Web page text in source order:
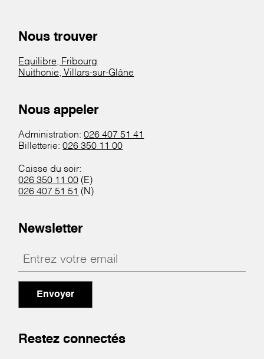
Nous trouver
Equilibre, Fribourg
Nuithonie, Villars-sur-Glâne
Nous appeler
Administration:026 407 51 41
Billetterie:026 350 11 00
Caisse du soir:
026 350 11 00 (E)
026 407 51 51 (N)
Newsletter
Envoyer
Restez connectés